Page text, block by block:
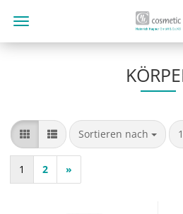
Sortieren nach
Sortieren nach
1 2 »